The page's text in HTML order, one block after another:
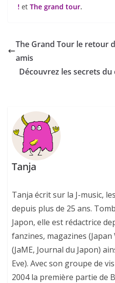
! et The grand tour.
The Grand Tour le retour
amis
Découvrez les secrets
Tanja
Tanja écrit sur la J-music,
depuis plus de 25 ans.
Japon, elle est rédactrice
fanzines, magazines
(JaME, Journal du Japon)
Eve). Avec son groupe de
2004 la première partie de